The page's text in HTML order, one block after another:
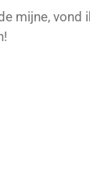
mijne, vond